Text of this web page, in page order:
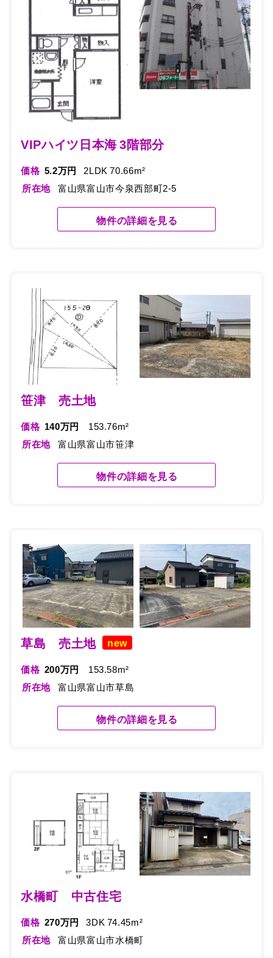
VIPハイツ日本海 3階部分
価格 5.2万円
2LDK 70.66m²
所在地 富山県富山市今泉西部町2-5
物件の詳細を見る
笹津 売土地
価格 140万円
153.76m²
所在地 富山県富山市笹津
物件の詳細を見る
草島 売土地 new
価格 200万円
153.58m²
所在地 富山県富山市草島
物件の詳細を見る
水橋町 中古住宅
価格 270万円
3DK 74.45m²
所在地 富山県富山市水橋町